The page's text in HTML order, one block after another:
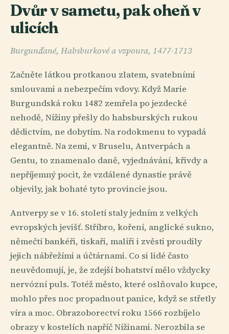
Dvůr v sametu, pak oheň v
ulicích
Burgunďané, Habsburkové a vzpoura, 1477-1713
Začněte látkou protkanou zlatem, svatebními
smlouvami a nebezpečím vdovy. Když Marie
Burgundská roku 1482 zemřela po jezdecké
nehodě, Nížiny přešly do habsburských rukou
dědictvím, ne dobytím. Na rodokmenu to vypadá
elegantně. Na zemi, v Bruselu, Antverpách a
Gentu, to znamenalo daně, vyjednávání, křivdy a
nepříjemný pocit, že vzdálené dynastie právě
objevily, jak bohaté tyto provincie jsou.
Antverpy se v 16. století staly jedním z velkých
evropských jevišť. Stříbro, koření, anglické sukno,
němečtí bankéři, tiskaři, malíři i zvěsti proudily
jejich nábřežími a účtárnami. Co si lidé často
neuvědomují, je, že zdejší bohatství mělo vždycky
nervózní puls. Totéž město, které oslňovalo kupce,
mohlo přes noc propadnout panice, když se střetly
víra a moc. Obrazoborectví roku 1566 rozbíjelo
obrazy v kostelích napříč Nížinami. Nerozbila se